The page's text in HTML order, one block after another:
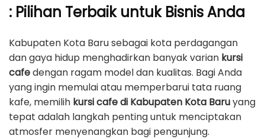
: Pilihan Terbaik untuk Bisnis Anda
Kabupaten Kota Baru sebagai kota perdagangan
dan gaya hidup menghadirkan banyak varian kursi
cafedengan ragam model dan kualitas. Bagi Anda
yang ingin memulai atau memperbarui tata ruang
kafe, memilih kursi cafe di Kabupaten Kota Baruyang
tepat adalah langkah penting untuk menciptakan
atmosfer menyenangkan bagi pengunjung.